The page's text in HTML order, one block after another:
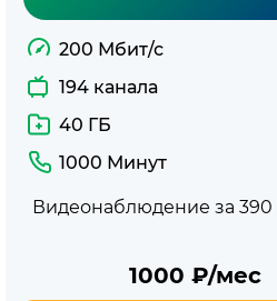
200 Мбит/с
194 канала
40 ГБ
1000 Минут
Видеонаблюдение за 390
1000 ₽/мес